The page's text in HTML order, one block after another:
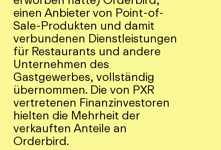
einen Anbieter von Point-of-
Sale-Produkten und damit
verbundenen Dienstleistungen
für Restaurants und andere
Unternehmen des
Gastgewerbes, vollständig
übernommen. Die von PXR
vertretenen Finanzinvestoren
hielten die Mehrheit der
verkauften Anteile an
Orderbird.